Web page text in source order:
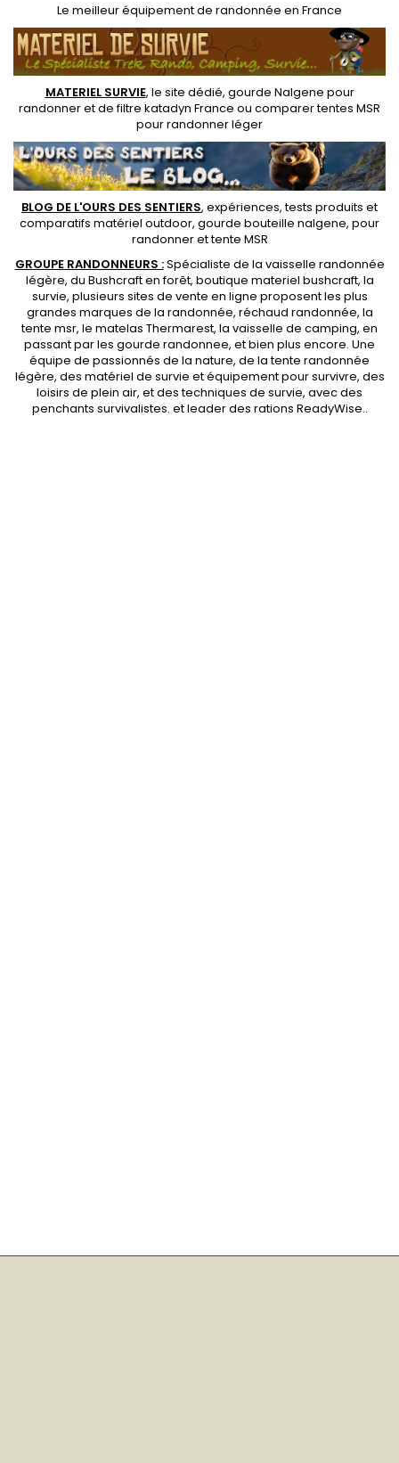
Le meilleur équipement de randonnée en France
MATERIEL SURVIE, le site dédié, gourde Nalgene pour
randonneret defiltre katadyn France ou comparer tentes MSR
pour randonner léger
BLOG DE L'OURS DES SENTIERS, expériences, tests produits et
comparatifs matériel outdoor, gourde bouteille nalgene, pour
randonner ettente MSR
GROUPE RANDONNEURS :Spécialiste de la vaisselle randonnée
légère, du Bushcraft en forêt, boutique materiel bushcraft, la
survie, plusieurs sites de vente en ligne proposent les plus
grandes marques de la randonnée, réchaud randonnée, la
tente msr, le matelas Thermarest, la vaisselle de camping, en
passant par les gourde randonnee, et bien plus encore. Une
équipe de passionnés de la nature, de latente randonnée
légère, des matériel de survie et équipement pour survivre, des
loisirs de plein air, et des techniques de survie, avec des
penchants survivalistes. et leader des rations ReadyWise..